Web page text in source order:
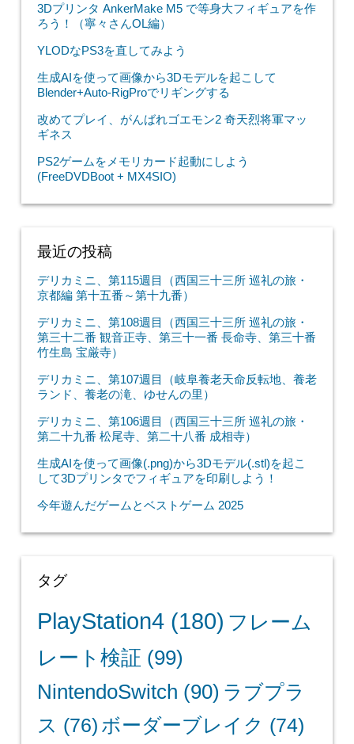
3Dプリンタ AnkerMake M5 で等身大フィギュアを作
ろう！（寧々さんOL編）
YLODなPS3を直してみよう
生成AIを使って画像から3Dモデルを起こして
Blender+Auto-RigProでリギングする
改めてプレイ、がんばれゴエモン2 奇天烈将軍マッ
ギネス
PS2ゲームをメモリカード起動にしよう
(FreeDVDBoot + MX4SIO)
最近の投稿
デリカミニ、第115週目（西国三十三所 巡礼の旅・
京都編 第十五番～第十九番）
デリカミニ、第108週目（西国三十三所 巡礼の旅・
第三十二番 観音正寺、第三十一番 長命寺、第三十番
竹生島 宝厳寺）
デリカミニ、第107週目（岐阜養老天命反転地、養老
ランド、養老の滝、ゆせんの里）
デリカミニ、第106週目（西国三十三所 巡礼の旅・
第二十九番 松尾寺、第二十八番 成相寺）
生成AIを使って画像(.png)から3Dモデル(.stl)を起こ
して3Dプリンタでフィギュアを印刷しよう！
今年遊んだゲームとベストゲーム 2025
タグ
PlayStation4(180) フレーム
レート検証 (99)
NintendoSwitch (90) ラブプラ
ス (76) ボーダーブレイク (74)